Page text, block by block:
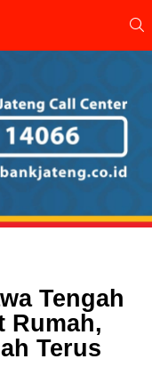
Tengah
Rumah,
Terus